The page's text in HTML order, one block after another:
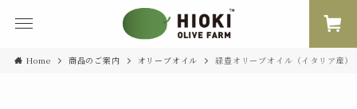
Home 商品のご案内 オリーブオイル 緑豊オリーブオイル（イタリア産）